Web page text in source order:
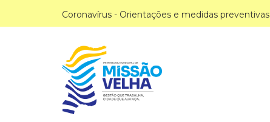
Coronavírus - Orientações e medidas preventivas